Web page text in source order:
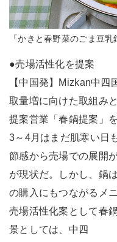
「かきと春野菜のごま豆乳
●売場活性化を提案
【中国発】Mizkan中
取量増に向けた取組み
提案営業「春鍋提案」
3～4月はまだ肌寒い日
節感から売場での展開
が現状だ。しかし、鍋
の購入にもつながるメ
売場活性化案として春
景としては、中四